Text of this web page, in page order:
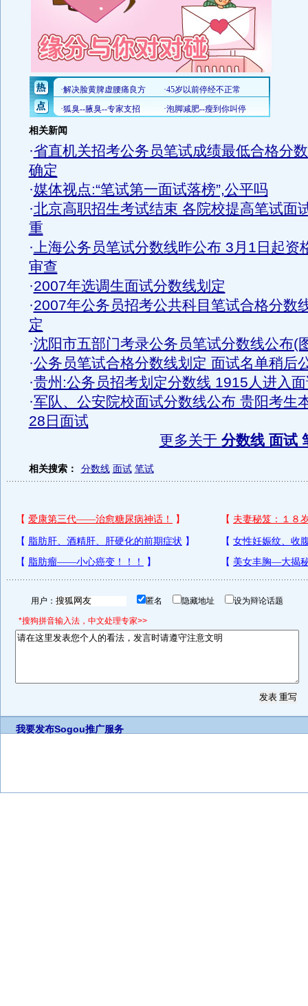
相关新闻
·省直机关招考公务员笔试成绩最低合格分
确定
·媒体视点:“笔试第一面试落榜”,公平吗
·北京高职招生考试结束 各院校提高笔试面
重
·上海公务员笔试分数线昨公布 3月1日起资
审查
·2007年选调生面试分数线划定
·2007年公务员招考公共科目笔试合格分数
定
·沈阳市五部门考录公务员笔试分数线公布(
·公务员笔试合格分数线划定 面试名单稍后
·贵州:公务员招考划定分数线 1915人进入
·军队、公安院校面试分数线公布 贵阳考生
28日面试
更多关于 分数线 面试
相关搜索： 分数线 面试 笔试
用户： 匿名 隐藏地址 设为辩论话题
*搜狗拼音输入法，中文处理专家>>
我要发布Sogou推广服务